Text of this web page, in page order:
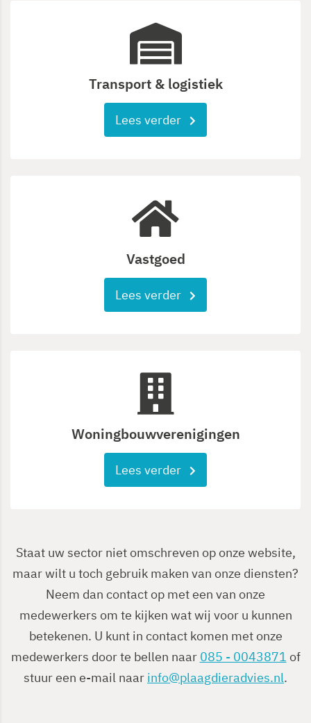
Transport & logistiek
Lees verder
Vastgoed
Lees verder
Woningbouwverenigingen
Lees verder
Staat uw sector niet omschreven op onze website,
maar wilt u toch gebruik maken van onze diensten?
Neem dan contact op met een van onze
medewerkers om te kijken wat wij voor u kunnen
betekenen. U kunt in contact komen met onze
medewerkers door te bellen naar 085 - 0043871 of
stuur een e-mail naar info@plaagdieradvies.nl.